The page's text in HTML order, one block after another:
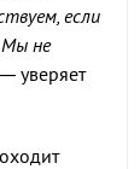
если
Мы не
уверяет